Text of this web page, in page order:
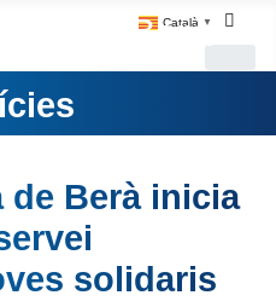
Català ▼
Berà inicia
solidaris